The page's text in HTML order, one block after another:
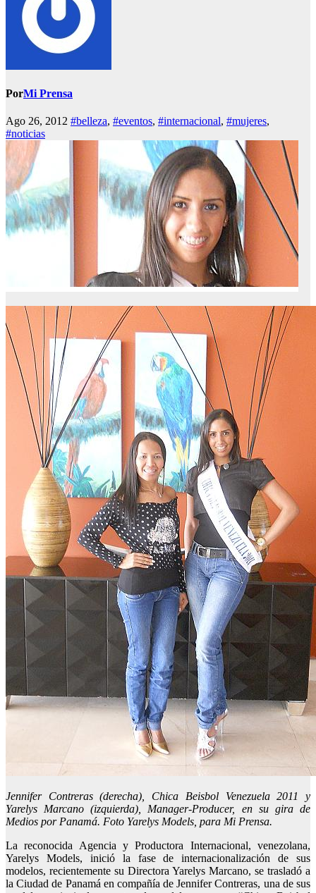
PorMi Prensa
Ago 26, 2012 #belleza, #eventos, #internacional, #mujeres,
#noticias
Jennifer Contreras (derecha), Chica Beisbol Venezuela 2011 y
Yarelys Marcano (izquierda), Manager-Producer, en su gira de
Medios por Panamá. Foto Yarelys Models, para Mi Prensa.
La reconocida Agencia y Productora Internacional, venezolana,
Yarelys Models, inició la fase de internacionalización de sus
modelos, recientemente su Directora Yarelys Marcano, se trasladó a
la Ciudad de Panamá en compañía de Jennifer Contreras, una de sus